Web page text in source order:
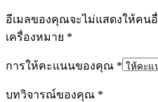
อีเมลของคุณจะไม่แสดงให้คน
เครื่องหมาย *
การให้คะแนนของคุณ *
บทวิจารณ์ของคุณ *